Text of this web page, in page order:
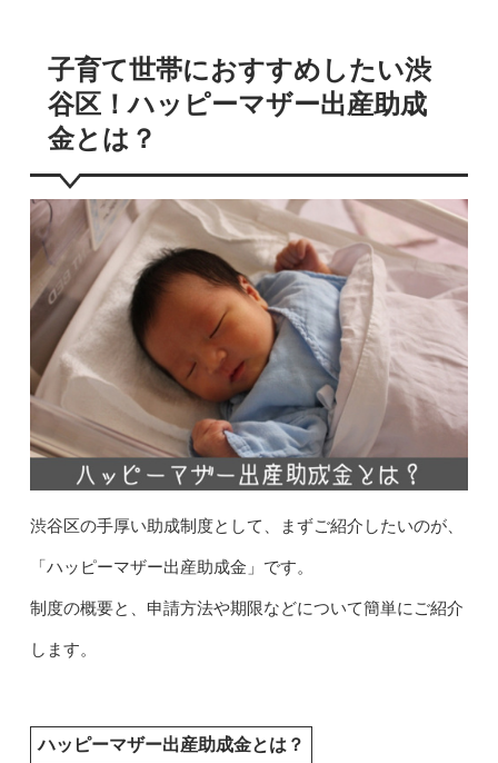
子育て世帯におすすめしたい渋
谷区！ハッピーマザー出産助成
金とは？
渋谷区の手厚い助成制度として、まずご紹介したいのが、
「ハッピーマザー出産助成金」です。
制度の概要と、申請方法や期限などについて簡単にご紹介
します。
ハッピーマザー出産助成金とは？